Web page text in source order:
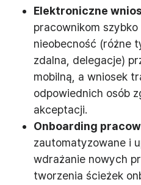
Elektroniczne
pracownikom
nieobecność (różne
zdalna, delegacje)
mobilną, a wniosek
odpowiednich osób
akceptacji.
Onboarding
zautomatyzowane i
wdrażanie nowych
tworzenia ścieżek